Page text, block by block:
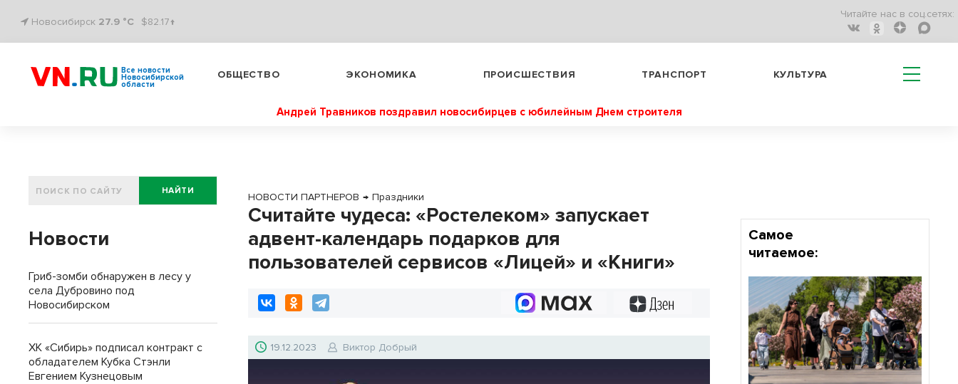
Новосибирск 27.9 °C $82.17↑
Читайте нас в соц.сетях:
Все новости
Новосибирской
области
ОБЩЕСТВО ЭКОНОМИКА ПРОИСШЕСТВИЯ ТРАНСПОРТ КУЛЬТУРА
Андрей Травников поздравил новосибирцев с юбилейным Днем строителя
НОВОСТИ ПАРТНЕРОВ → Праздники
Считайте чудеса: «Ростелеком» запускает
адвент-календарь подарков для
пользователей сервисов «Лицей» и «Книги»
19.12.2023 Виктор Добрый
НАЙТИ
Новости
Гриб-зомби обнаружен в лесу у
села Дубровино под
Новосибирском
ХК «Сибирь» подписал контракт с
обладателем Кубка Стэнли
Евгением Кузнецовым
Самое
читаемое: